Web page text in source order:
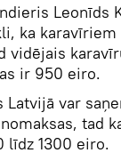
Leonīds
ka
vidējais
ir 950 eiro.
var
tad
līdz 1300 eiro.